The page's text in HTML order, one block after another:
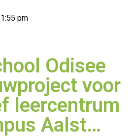
1:55 pm
Odisee
voor
leercentrum
Aalst…